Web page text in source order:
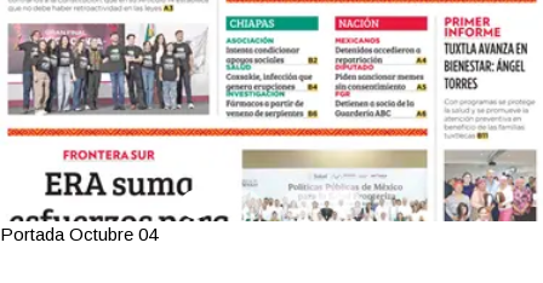
Portada Octubre 04